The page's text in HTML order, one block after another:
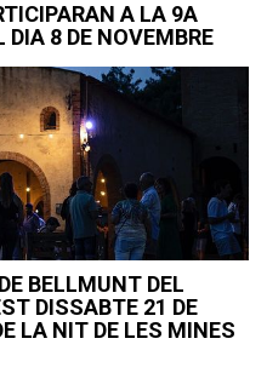
A LA 9A
DIA 8 DE NOVEMBRE
BELLMUNT DEL
DISSABTE 21 DE
LA NIT DE LES MINES